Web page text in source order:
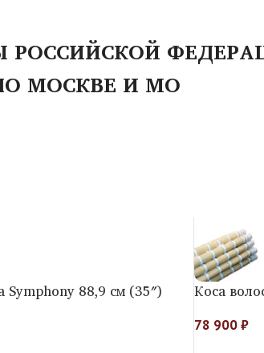
РОССИЙСКОЙ
МОСКВЕ И МО
Symphony 88,9 см (35″) Коса
78 900₽